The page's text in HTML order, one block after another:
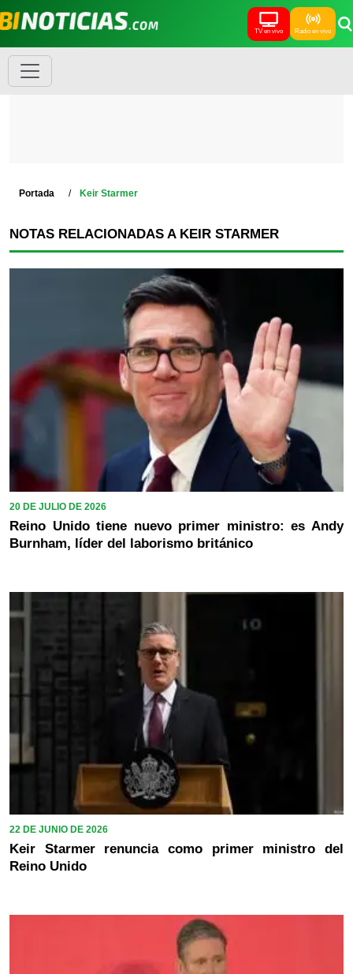
TV en vivo Radio en vivo
Portada Keir Starmer
NOTAS RELACIONADAS A KEIR STARMER
20 DE JULIO DE 2026
Reino Unido tiene nuevo primer ministro: es Andy
Burnham, líder del laborismo británico
22 DE JUNIO DE 2026
Keir Starmer renuncia como primer ministro del
Reino Unido